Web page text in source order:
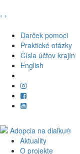
‹ ›
Darček pomoci
Praktické otázky
Čísla účtov krajín
English
Aktuality
O projekte